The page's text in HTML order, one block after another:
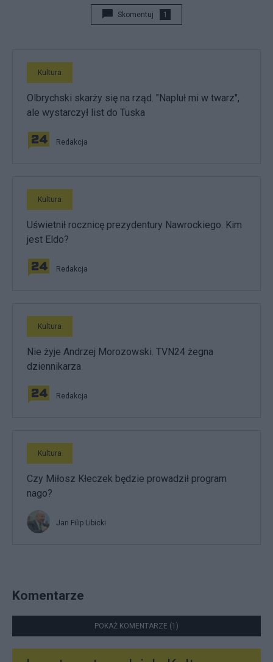
Skomentuj 1
Kultura
Olbrychski skarży się na rząd. "Napluł mi w twarz",
ale wystarczył list do Tuska
Redakcja
Kultura
Uświetnił rocznicę prezydentury Nawrockiego. Kim
jest Eldo?
Redakcja
Kultura
Nie żyje Andrzej Morozowski. TVN24 żegna
dziennikarza
Redakcja
Kultura
Czy Miłosz Kłeczek będzie prowadził program
nago?
Jan Filip Libicki
Komentarze
POKAŻ KOMENTARZE (1)